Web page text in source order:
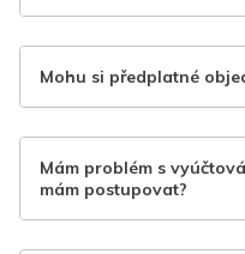
Mohu si předplatné
Mám problém s
mám postupovat?